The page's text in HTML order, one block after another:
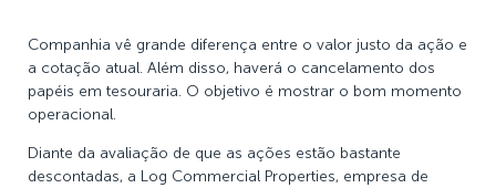
Companhia vê grande diferença entre o valor justo da ação e
a cotação atual. Além disso, haverá o cancelamento dos
papéis em tesouraria. O objetivo é mostrar o bom momento
operacional.
Diante da avaliação de que as ações estão bastante
descontadas, a Log Commercial Properties, empresa de